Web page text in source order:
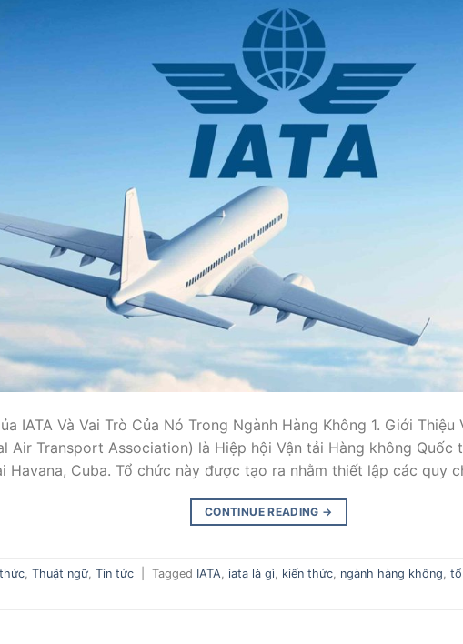
IATA Và Vai Trò Của Nó Trong Ngành Hàng Không 1. Giới Thiệu
Air Transport Association) là Hiệp hội Vận tải Hàng không Quốc
Havana, Cuba. Tổ chức này được tạo ra nhằm thiết lập các quy
CONTINUE READING →
, Thuật ngữ, Tin tức Tagged IATA, iata là gì, kiến thức, ngành hàng không,